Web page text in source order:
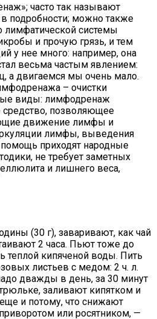
часто так называют
подробности; можно также
лимфатической системы
и прочую грязь, и тем
у нее много: например, она
весьма частым явлением:
а двигаемся мы очень мало.
– очистки
виды: лимфодренаж
средство, позволяющее
движение лимфы и
лимфы, выведения
приходят народные
не требует заметных
и лишнего веса,
(30 г), заваривают, как чай
2 часа. Пьют тоже до
теплой кипяченой воды. Пить
листьев с медом: 2 ч. л.
дважды в день, за 30 минут
заливают кипятком и
и потому, что снижают
или росятником, —